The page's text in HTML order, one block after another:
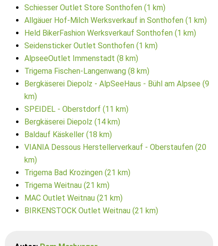
Schiesser Outlet Store Sonthofen (1 km)
Allgäuer Hof-Milch Werksverkauf in Sonthofen (1 km)
Held BikerFashion Werksverkauf Sonthofen (1 km)
Seidensticker Outlet Sonthofen (1 km)
AlpseeOutlet Immenstadt (8 km)
Trigema Fischen-Langenwang (8 km)
Bergkäserei Diepolz - AlpSeeHaus - Bühl am Alpsee (9
km)
SPEIDEL - Oberstdorf (11 km)
Bergkäserei Diepolz (14 km)
Baldauf Käskeller (18 km)
VIANIA Dessous Herstellerverkauf - Oberstaufen (20
km)
Trigema Bad Krozingen (21 km)
Trigema Weitnau (21 km)
MAC Outlet Weitnau (21 km)
BIRKENSTOCK Outlet Weitnau (21 km)